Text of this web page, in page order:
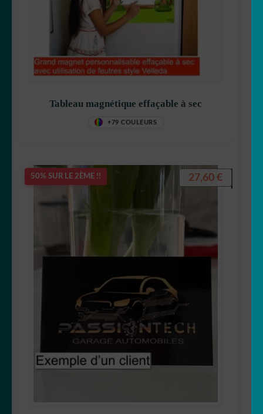
Tableau magnétique effaçable à sec
+79 COULEURS
50% SUR LE 2ÈME !! 27,60 €